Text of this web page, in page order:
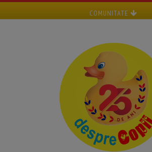
COMUNITATE